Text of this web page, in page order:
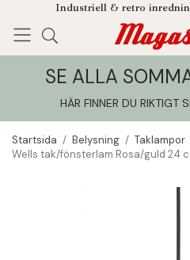
Industriell & retro
Enjoy! Tillagt i din
SE ALLA
HÄR FINNER DU RIKTIGT
Startsida / Belysning / Taklampor
Wells tak/fönsterlam Rosa/guld 24